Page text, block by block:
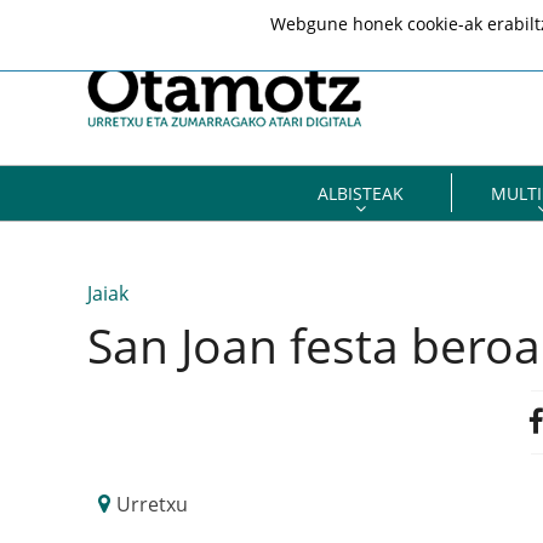
ALBISTEAK
Jaiak
San Joan festa
Urretxu
Webgune honek cookie-ak